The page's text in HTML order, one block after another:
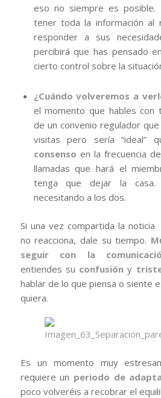
eso no siempre es
tener toda la información al
responder a sus
percibirá que has pensado
cierto control sobre la
¿Cuándo volveremos a
el momento que hables con
de un convenio regulador
visitas pero sería “ideal”
consenso en la frecuencia
llamadas que hará el
tenga que dejar la
necesitando a los dos.
Si una vez compartida la
no reacciona, dale su tiempo.
seguir con la
entiendes su confusión y
hablar de lo que piensa o siente
quiera.
Es un momento muy
requiere un periodo de
poco volveréis a recobrar el